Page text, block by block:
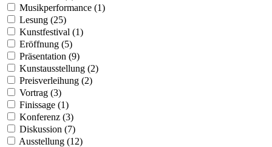
Musikperformance (1)
Lesung (25)
Kunstfestival (1)
Eröffnung (5)
Präsentation (9)
Kunstausstellung (2)
Preisverleihung (2)
Vortrag (3)
Finissage (1)
Konferenz (3)
Diskussion (7)
Ausstellung (12)